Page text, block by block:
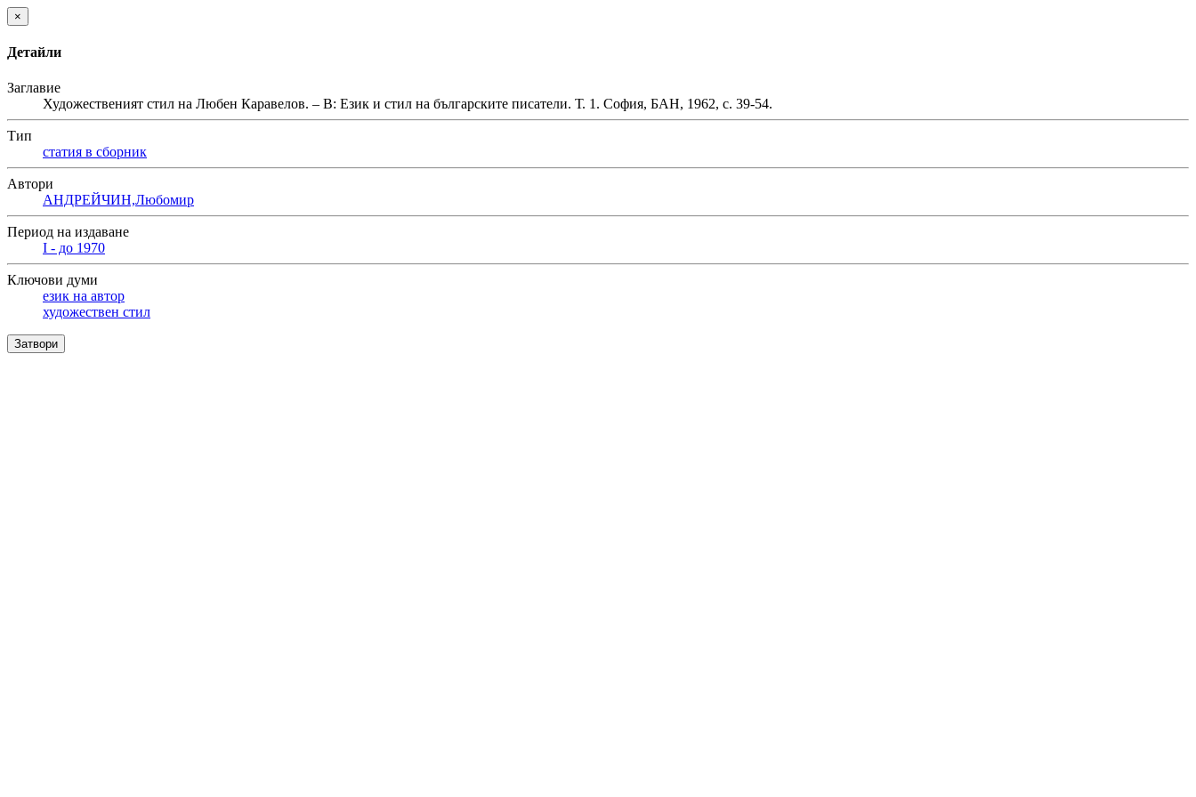
×
Детайли
Заглавие
Художественият стил на Любен Каравелов. – В: Език и стил на българските писатели. Т. 1. София, БАН, 1962, с. 39-54.
Тип
статия в сборник
Автори
АНДРЕЙЧИН,Любомир
Период на издаване
I - до 1970
Ключови думи
език на автор
художествен стил
Затвори